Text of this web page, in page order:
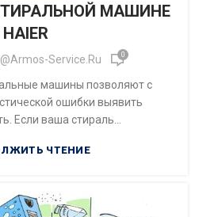
МАШИНЕ
HAIER
Service.ru 0
машины позволяют с
ошибки выявить
Если ваша стираль...
ЧТЕНИЕ